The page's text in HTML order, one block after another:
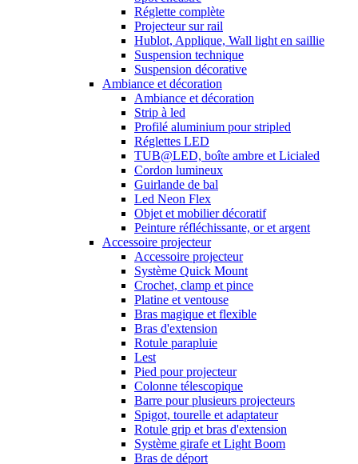
Réglette complète
Projecteur sur rail
Hublot, Applique, Wall light en saillie
Suspension technique
Suspension décorative
Ambiance et décoration
Ambiance et décoration
Strip à led
Profilé aluminium pour stripled
Réglettes LED
TUB@LED, boîte ambre et Licialed
Cordon lumineux
Guirlande de bal
Led Neon Flex
Objet et mobilier décoratif
Peinture réfléchissante, or et argent
Accessoire projecteur
Accessoire projecteur
Système Quick Mount
Crochet, clamp et pince
Platine et ventouse
Bras magique et flexible
Bras d'extension
Rotule parapluie
Lest
Pied pour projecteur
Colonne télescopique
Barre pour plusieurs projecteurs
Spigot, tourelle et adaptateur
Rotule grip et bras d'extension
Système girafe et Light Boom
Bras de déport